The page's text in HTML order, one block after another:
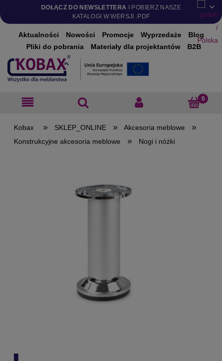
DOŁĄCZ DO NEWSLETTERA I POBIERZ NASZE
KATALOGI W WERSJI .PDF
Aktualności Nowości Promocje Wyprzedaże
Blog
Pliki do pobrania
Materiały dla projektantów B2B
» SKLEP_ONLINE » Akcesoria meblowe »
Konstrukcyjne akcesoria meblowe » Nogi i nóżki